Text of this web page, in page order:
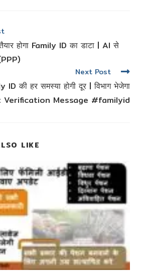
होगा Family ID का डाटा | AI से
Next Post
की हर समस्या होगी दूर | विभाग भेजेगा
Verification Message #familyid
LIKE